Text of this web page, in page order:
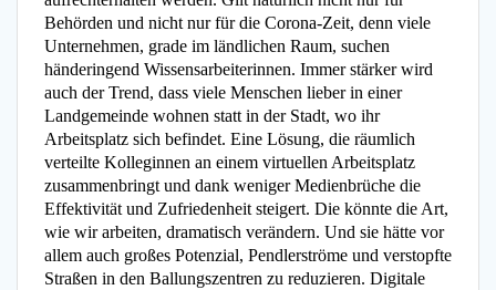
Behörden und nicht nur für die Corona-Zeit, denn viele
Unternehmen, grade im ländlichen Raum, suchen
händeringend Wissensarbeiterinnen. Immer stärker wird
auch der Trend, dass viele Menschen lieber in einer
Landgemeinde wohnen statt in der Stadt, wo ihr
Arbeitsplatz sich befindet. Eine Lösung, die räumlich
verteilte Kolleginnen an einem virtuellen Arbeitsplatz
zusammenbringt und dank weniger Medienbrüche die
Effektivität und Zufriedenheit steigert. Die könnte die Art,
wie wir arbeiten, dramatisch verändern. Und sie hätte vor
allem auch großes Potenzial, Pendlerströme und verstopfte
Straßen in den Ballungszentren zu reduzieren. Digitale